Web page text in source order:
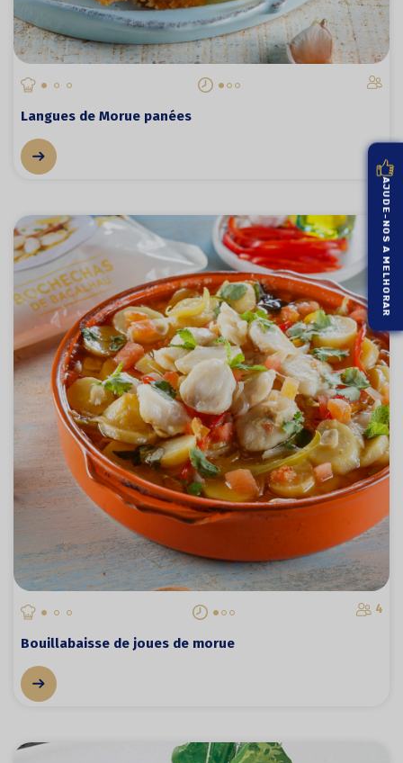
Langues de Morue panées
4
Bouillabaisse de joues de morue
AJUDE-NOS A MELHORAR